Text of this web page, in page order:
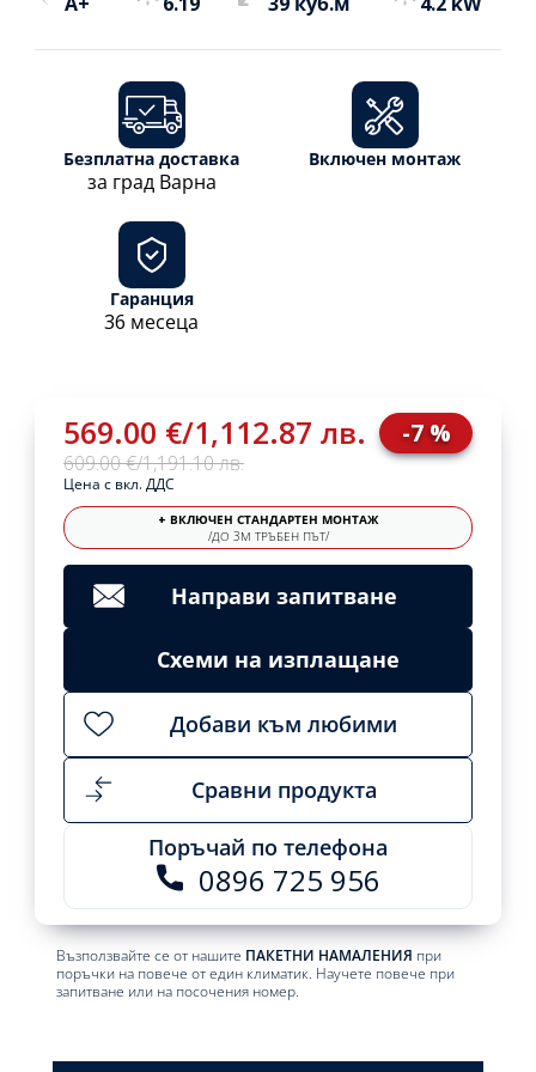
569.00 €/1,112.87 лв.
609.00 €/1,191.10 лв.
-7 %
Цена с вкл. ДДС
+ ВКЛЮЧЕН СТАНДАРТЕН МОНТАЖ
/ДО 3М ТРЪБЕН ПЪТ/
Направи запитване
Схеми на изплащане
Добави към любими
Сравни продукта
Поръчай по телефона
0896 725 956
Възползвайте се от нашите ПАКЕТНИ НАМАЛЕНИЯ при
поръчки на повече от един климатик. Научете повече при
запитване или на посочения номер.
Безплатна доставка
за град Варна
Включен монтаж
Гаранция
36 месеца